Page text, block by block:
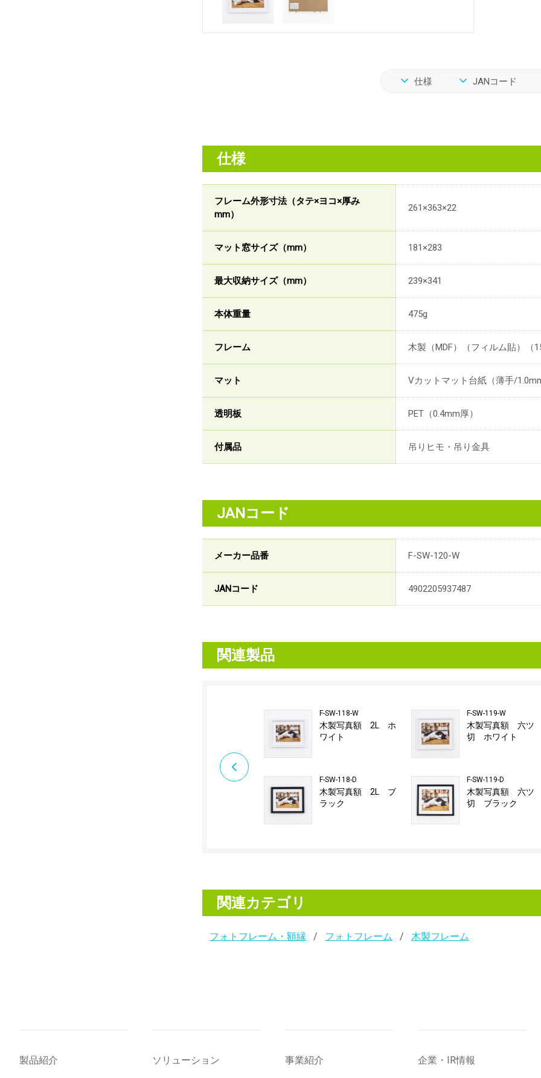
仕様 JANコード
仕様
フレーム外形寸法（タテ×ヨコ×厚み
mm）
261×363×22
マット窓サイズ（mm） 181×283
最大収納サイズ（mm） 239×341
本体重量 475g
フレーム 木製（MDF）（フィルム貼）（
マット Vカットマット台紙（薄手/
透明板 PET（0.4mm厚）
付属品 吊りヒモ・吊り金具
JANコード
メーカー品番 F-SW-120-W
JANコード 4902205937487
関連製品
F-SW-118-W
木製写真額 2L ホ
ワイト
F-SW-118-D
木製写真額 2L ブ
ラック
F-SW-119-W
木製写真額 六ツ
切 ホワイト
F-SW-119-D
木製写真額 六ツ
切 ブラック
関連カテゴリ
フォトフレーム・額縁 フォトフレーム 木製フレーム
製品紹介 ソリューション 事業紹介 企業・IR情報